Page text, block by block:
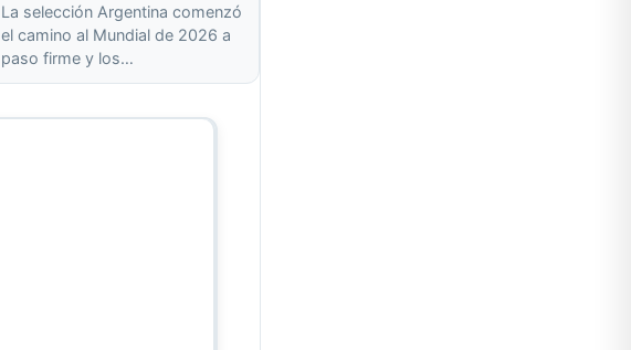
La selección Argentina comenzó
el camino al Mundial de 2026 a
paso firme y los…